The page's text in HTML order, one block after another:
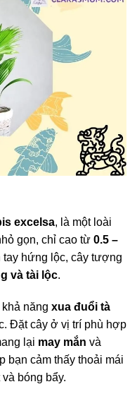
excelsa, là một loài
gọn, chỉ cao từ 0.5 –
hứng lộc, cây tượng
và tài lộc.
năng xua đuổi tà
Đặt cây ở vị trí phù hợp
lại may mắn và
bạn cảm thấy thoải mái
bóng bẩy.